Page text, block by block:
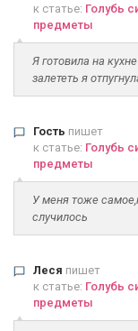
к статье: Голубь
предметы
Я готовила на
залететь я
Гость пишет
к статье: Голубь
предметы
У меня тоже
случилось
Леся пишет
к статье: Голубь
предметы